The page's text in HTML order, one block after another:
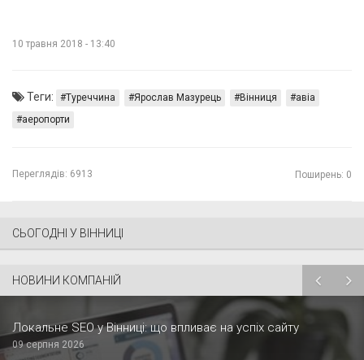
10 травня 2018 - 13:40
Теги: Туреччина Ярослав Мазурець Вінниця
авіа
аеропорти
Переглядів: 6913 Поширень: 0
СЬОГОДНІ У ВІННИЦІ
НОВИНИ КОМПАНІЙ
Локальне SEO у Вінниці: що впливає на успіх сайту
09 серпня 2026